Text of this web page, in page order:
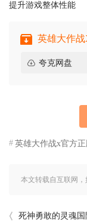
提升游戏整体性能
英雄大作
夸克网盘
英雄大作战x官方
本文转载自互联网
死神勇敢的灵魂国